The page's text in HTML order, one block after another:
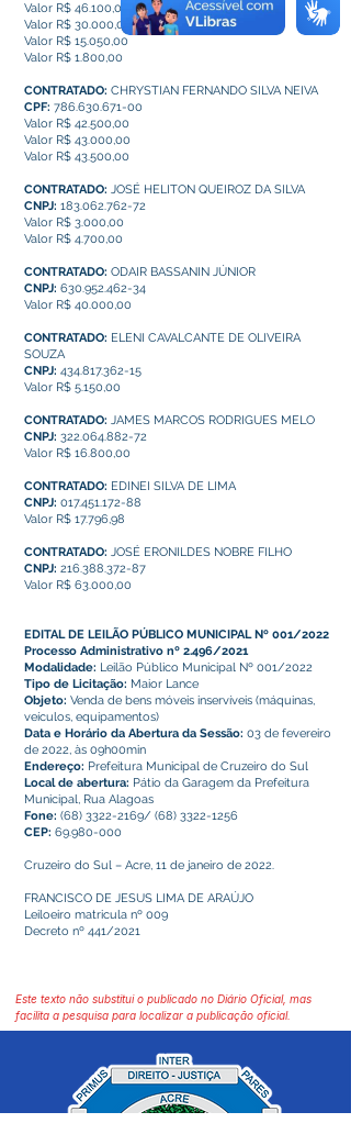
Valor R$ 46.100,00
Valor R$ 30.000,00
Valor R$ 15.050,00
Valor R$ 1.800,00
CONTRATADO: CHRYSTIAN FERNANDO SILVA NEIVA
CPF: 786.630.671-00
Valor R$ 42.500,00
Valor R$ 43.000,00
Valor R$ 43.500,00
CONTRATADO: JOSÉ HELITON QUEIROZ DA SILVA
CNPJ: 183.062.762-72
Valor R$ 3.000,00
Valor R$ 4.700,00
CONTRATADO: ODAIR BASSANIN JÚNIOR
CNPJ: 630.952.462-34
Valor R$ 40.000,00
CONTRATADO: ELENI CAVALCANTE DE OLIVEIRA
SOUZA
CNPJ: 434.817.362-15
Valor R$ 5.150,00
CONTRATADO: JAMES MARCOS RODRIGUES MELO
CNPJ: 322.064.882-72
Valor R$ 16.800,00
CONTRATADO: EDINEI SILVA DE LIMA
CNPJ: 017.451.172-88
Valor R$ 17.796,98
CONTRATADO: JOSÉ ERONILDES NOBRE FILHO
CNPJ: 216.388.372-87
Valor R$ 63.000,00
EDITAL DE LEILÃO PÚBLICO MUNICIPAL Nº 001/2022
Processo Administrativo nº 2.496/2021
Modalidade: Leilão Público Municipal Nº 001/2022
Tipo de Licitação: Maior Lance
Objeto: Venda de bens móveis inservíveis (máquinas,
veículos, equipamentos)
Data e Horário da Abertura da Sessão: 03 de fevereiro
de 2022, às 09h00min
Endereço: Prefeitura Municipal de Cruzeiro do Sul
Local de abertura: Pátio da Garagem da Prefeitura
Municipal, Rua Alagoas
Fone: (68) 3322-2169/ (68) 3322-1256
CEP: 69.980-000
Cruzeiro do Sul – Acre, 11 de janeiro de 2022.
FRANCISCO DE JESUS LIMA DE ARAÚJO
Leiloeiro matricula nº 009
Decreto nº 441/2021
Este texto não substitui o publicado no Diário Oficial, mas
facilita a pesquisa para localizar a publicação oficial.